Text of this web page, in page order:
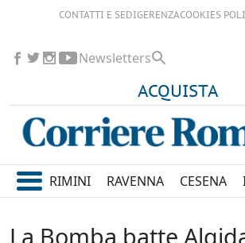
CONTATTI E SEDIGERENZACOOKIES
ACQUISTA
Newsletters
RIMINI RAVENNA CESENA
La Bomba batte